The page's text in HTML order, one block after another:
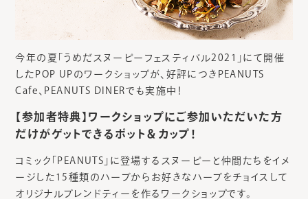
今年の夏「うめだスヌーピーフェスティバル2021」にて開催
したPOP UPのワークショップが、好評につきPEANUTS
Cafe、PEANUTS DINERでも実施中！
【参加者特典】ワークショップにご参加いただいた方
だけがゲットできるポット＆カップ！
コミック「PEANUTS」に登場するスヌーピーと仲間たちをイメ
ージした15種類のハーブからお好きなハーブをチョイスして
オリジナルブレンドティーを作るワークショップです。